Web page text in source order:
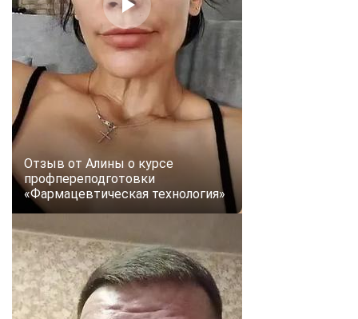
Отзыв от Алины о курсе
профпереподготовки
«Фармацевтическая технология»
online
Мессенджеры
Свяжитесь с нами через любой удобный мессенджер!
Telegram WhatsApp
Vkontakte EMail